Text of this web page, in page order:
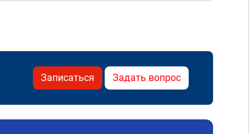
Записаться Задать вопрос